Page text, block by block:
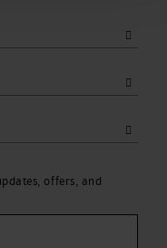
offers, and